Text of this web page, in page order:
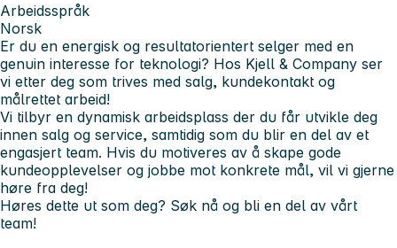
Arbeidsspråk
Norsk
Er du en energisk og resultatorientert selger med en
genuin interesse for teknologi? Hos Kjell & Company ser
vi etter deg som trives med salg, kundekontakt og
målrettet arbeid!
Vi tilbyr en dynamisk arbeidsplass der du får utvikle deg
innen salg og service, samtidig som du blir en del av et
engasjert team. Hvis du motiveres av å skape gode
kundeopplevelser og jobbe mot konkrete mål, vil vi gjerne
høre fra deg!
Høres dette ut som deg? Søk nå og bli en del av vårt
team!